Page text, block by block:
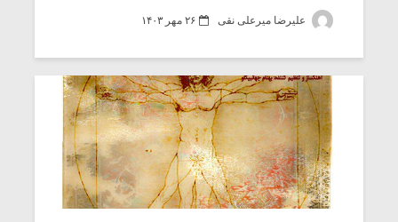
علیرضا میرعلی نقی ۲۶ مهر ۱۴۰۳